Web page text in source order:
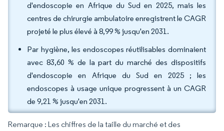
d'endoscopie en Afrique du Sud en 2025, mais les
centres de chirurgie ambulatoire enregistrent le CAGR
projeté le plus élevé à 8,99 % jusqu'en 2031.
Par hygiène, les endoscopes réutilisables dominaient
avec 83,60 % de la part du marché des dispositifs
d'endoscopie en Afrique du Sud en 2025 ; les
endoscopes à usage unique progressent à un CAGR
de 9,21 % jusqu'en 2031.
Remarque : Les chiffres de la taille du marché et des